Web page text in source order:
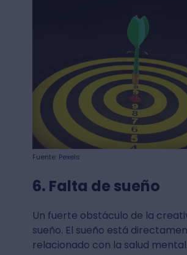
Fuente: Pexels
6. Falta de sueño
Un fuerte obstáculo de la
sueño. El sueño está
relacionado con la salud